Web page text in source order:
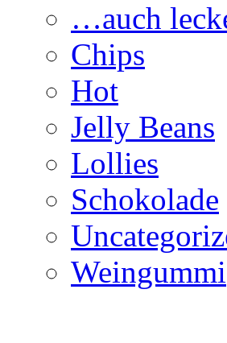
…auch
Chips
Hot
Jelly Beans
Lollies
Schokolade
Weingummi